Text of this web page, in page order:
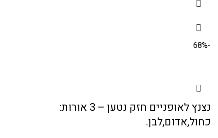
-68%
נצנץ לאופניים חזק נטען – 3 אורות:
כחול,אדום,לבן.